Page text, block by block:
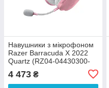
Навушники з мікрофоном
Razer Barracuda X 2022
Quartz (RZ04-04430300-
4 473 ₴